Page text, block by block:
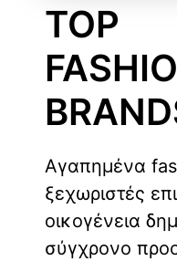
TOP
Αγαπημένα
ξεχωριστές
οικογένεια
σύγχρονο